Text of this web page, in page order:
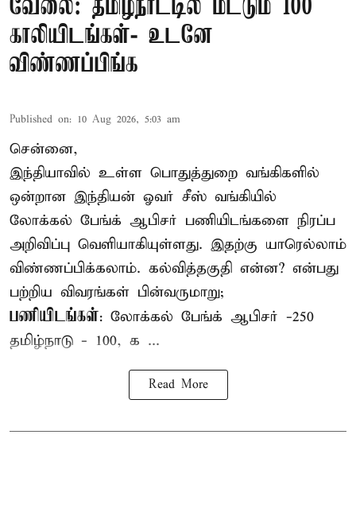
வேலை: தமிழ்நாட்டில் மட்டும் 100
காலியிடங்கள்- உடனே
விண்ணப்பிங்க
Published on: 10 Aug 2026, 5:03 am
சென்னை,
இந்தியாவில் உள்ள பொதுத்துறை வங்கிகளில்
ஒன்றான இந்தியன் ஓவர் சீஸ் வங்கியில்
லோக்கல் பேங்க் ஆபிசர் பணியிடங்களை நிரப்ப
அறிவிப்பு வெளியாகியுள்ளது. இதற்கு யாரெல்லாம்
விண்ணப்பிக்கலாம். கல்வித்தகுதி என்ன? என்பது
பற்றிய விவரங்கள் பின்வருமாறு;
பணியிடங்கள்: லோக்கல் பேங்க் ஆபிசர் -250
தமிழ்நாடு - 100, க ...
Read More